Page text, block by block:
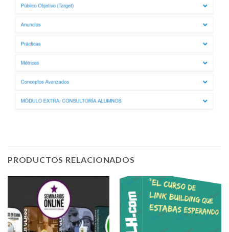
PRODUCTOS RELACIONADOS